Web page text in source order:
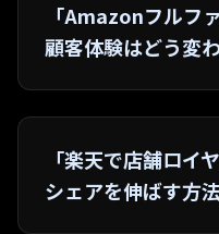
「Amazonフルフ
顧客体験はどう変
「楽天で店舗ロイ
シェアを伸ばす方